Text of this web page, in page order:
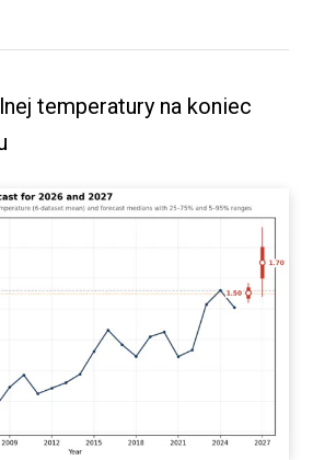
temperatury na koniec